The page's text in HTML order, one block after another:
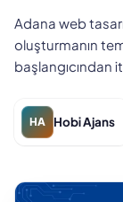
Adana web
oluşturmanın
başlangıcından
HA Hobi Ajans